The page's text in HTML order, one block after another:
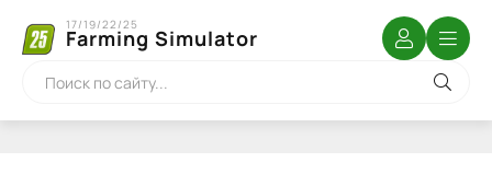
Farming Simulator
17/19/22/25